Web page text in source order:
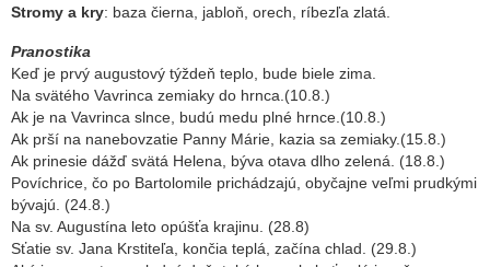
Stromy a kry: baza čierna, jabloň, orech, ríbezľa zlatá.
Pranostika
Keď je prvý augustový týždeň teplo, bude biele zima.
Na svätého Vavrinca zemiaky do hrnca.(10.8.)
Ak je na Vavrinca slnce, budú medu plné hrnce.(10.8.)
Ak prší na nanebovzatie Panny Márie, kazia sa zemiaky.(15.8.)
Ak prinesie dážď svätá Helena, býva otava dlho zelená. (18.8.)
Povíchrice, čo po Bartolomile prichádzajú, obyčajne veľmi prudkými
bývajú. (24.8.)
Na sv. Augustína leto opúšťa krajinu. (28.8)
Sťatie sv. Jana Krstiteľa, končia teplá, začína chlad. (29.8.)